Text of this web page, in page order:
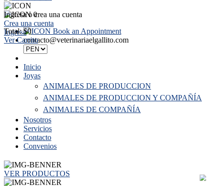
Ingresa o crea una cuenta
Crea una cuenta
Ingresa
0
Total: $0
Ver Carrito
Book an Appointment
contacto@veterinariaelgallito.com
Inicio
Joyas
ANIMALES DE PRODUCCION
ANIMALES DE PRODUCCION Y COMPAÑÍA
ANIMALES DE COMPAÑÍA
Nosotros
Servicios
Contacto
Convenios
VER PRODUCTOS